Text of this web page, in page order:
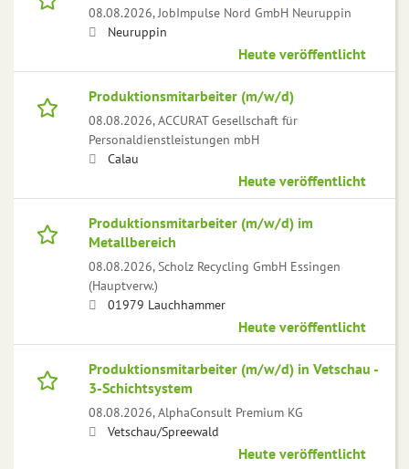
08.08.2026,JobImpulse Nord GmbH Neuruppin
Neuruppin
Heute veröffentlicht
Produktionsmitarbeiter (m/w/d)
08.08.2026,ACCURAT Gesellschaft für
Personaldienstleistungen mbH
Calau
Heute veröffentlicht
Produktionsmitarbeiter (m/w/d) im
Metallbereich
08.08.2026,Scholz Recycling GmbH Essingen
(Hauptverw.)
01979 Lauchhammer
Heute veröffentlicht
Produktionsmitarbeiter (m/w/d) in Vetschau -
3-Schichtsystem
08.08.2026,AlphaConsult Premium KG
Vetschau/Spreewald
Heute veröffentlicht